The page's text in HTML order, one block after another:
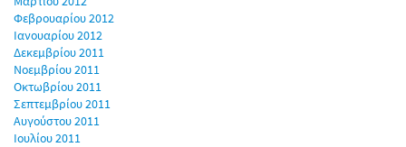
Φεβρουαρίου 2012
Ιανουαρίου 2012
Δεκεμβρίου 2011
Νοεμβρίου 2011
Οκτωβρίου 2011
Σεπτεμβρίου 2011
Αυγούστου 2011
Ιουλίου 2011